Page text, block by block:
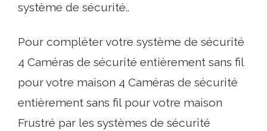
système de sécurité..
Pour compléter votre système de sécurité
4 Caméras de sécurité entièrement sans fil
pour votre maison 4 Caméras de sécurité
entièrement sans fil pour votre maison
Frustré par les systèmes de sécurité